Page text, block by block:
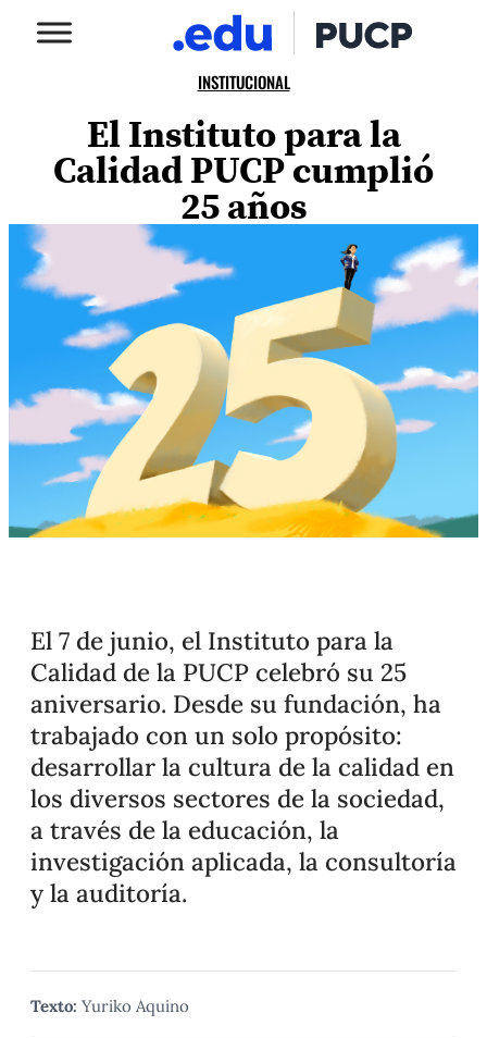
INSTITUCIONAL
El Instituto para la
Calidad PUCP cumplió
25 años
El 7 de junio, el Instituto para la
Calidad de la PUCP celebró su 25
aniversario. Desde su fundación, ha
trabajado con un solo propósito:
desarrollar la cultura de la calidad en
los diversos sectores de la sociedad,
a través de la educación, la
investigación aplicada, la consultoría
y la auditoría.
Texto: Yuriko Aquino